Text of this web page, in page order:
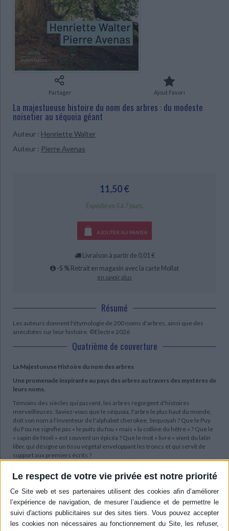
Le respect de votre vie privée est notre priorité
CHARGEMENT...
Bibliothèque de la Pléiade Critique et histoire littéraire
Classiques scolaires Littérature ancienne et médiévale
Littérature de voyage
Littérature en version originale
Ecologie - Environnement
Histoire de France
Histoire - Généralités
Histoire ancienne
Culture scientifique
Danse
Partager Ajout Favori
La majestueuse histoire du nom des arbres : du modeste
noisetier au séquoia géant
Auteur : Henriette Walter
Auteur : Pierre Avenas
11,50 €
Expédié en 5 à 7 jours.
AJOUTER AU PANIER
Livraison à partir de 0,01 €
-5 % Retrait en magasin avec la carte Mollat
en savoir plus
Résumé
Les auteurs donnent l'étymologie de 200 noms d'arbres, ainsi que des
anecdotes sur leur histoire. ©Electre 2026
Quatrième de couverture
La Majestueuse Histoire du nom des arbres
Une promenade inspirante au pays des arbres au travers des mystères de
leurs noms.
Témoins des siècles qui passent, les arbres regorgent d'histoires
merveilleuses. Saviez-vous que le séquoia, l'arbre le plus haut du monde,
doit son nom à l'inventeur de l'alphabet cherokee, Sequoyah ? Que le Puy
du Fou ne signifie pas « le puits du fou » mais « la colline du hêtre » ? Que le
« sapin de Noël » est souvent un épicéa ? Que le mot « livre » vient du latin
liber, qui désigne un tissu végétal enveloppant les troncs et qui servit de
support aux premiers écrits ?
long des rues de nos villes, va bien au-delà de l'étymologie du français, et
mythologie et botanique se croisent et s'entremêlent pour nous raconter
l'histoire des arbres, qui est aussi la nôtre.
AvecLa Majestueuse Histoire du nom des arbres, les auteurs poursuivent leur
périple étymologique en s'intéressant cette fois au règne végétal.